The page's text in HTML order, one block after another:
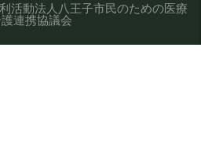
活動法人八王子市民のための医療
連携協議会